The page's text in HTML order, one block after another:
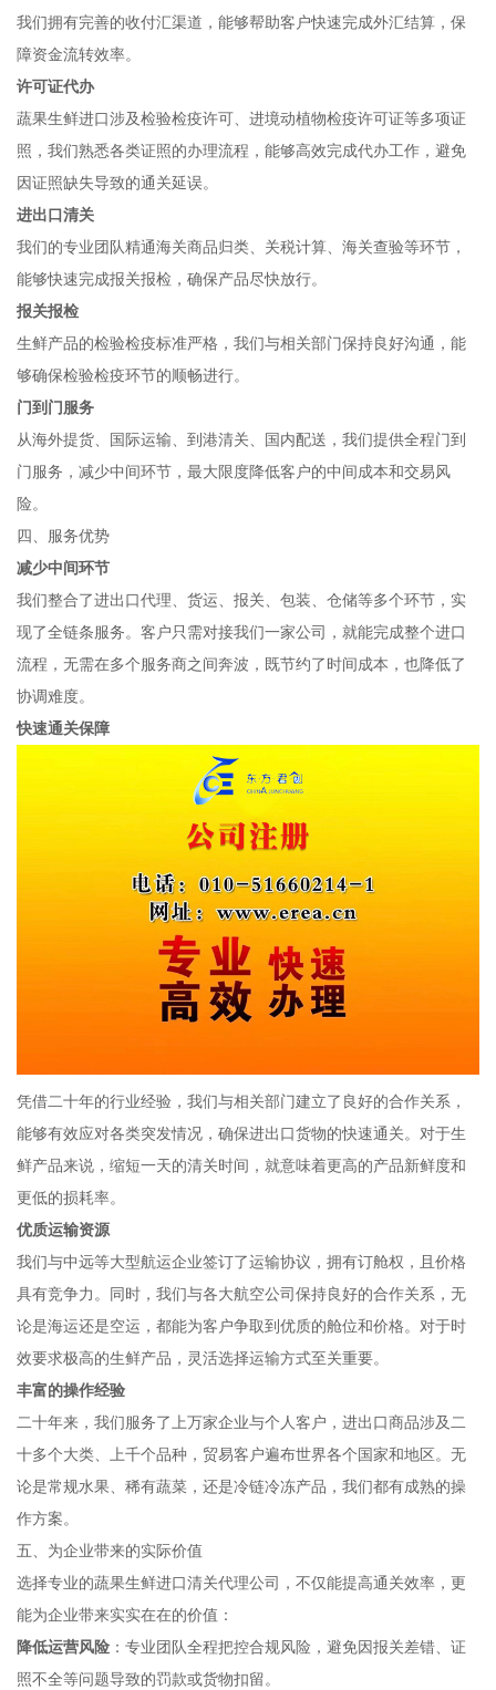
我们拥有完善的收付汇渠道，能够帮助客户快速完成外汇结算，保
障资金流转效率。
许可证代办
蔬果生鲜进口涉及检验检疫许可、进境动植物检疫许可证等多项证
照，我们熟悉各类证照的办理流程，能够高效完成代办工作，避免
因证照缺失导致的通关延误。
进出口清关
我们的专业团队精通海关商品归类、关税计算、海关查验等环节，
能够快速完成报关报检，确保产品尽快放行。
报关报检
生鲜产品的检验检疫标准严格，我们与相关部门保持良好沟通，能
够确保检验检疫环节的顺畅进行。
门到门服务
从海外提货、国际运输、到港清关、国内配送，我们提供全程门到
门服务，减少中间环节，最大限度降低客户的中间成本和交易风
险。
四、服务优势
减少中间环节
我们整合了进出口代理、货运、报关、包装、仓储等多个环节，实
现了全链条服务。客户只需对接我们一家公司，就能完成整个进口
流程，无需在多个服务商之间奔波，既节约了时间成本，也降低了
协调难度。
快速通关保障
凭借二十年的行业经验，我们与相关部门建立了良好的合作关系，
能够有效应对各类突发情况，确保进出口货物的快速通关。对于生
鲜产品来说，缩短一天的清关时间，就意味着更高的产品新鲜度和
更低的损耗率。
优质运输资源
我们与中远等大型航运企业签订了运输协议，拥有订舱权，且价格
具有竞争力。同时，我们与各大航空公司保持良好的合作关系，无
论是海运还是空运，都能为客户争取到优质的舱位和价格。对于时
效要求极高的生鲜产品，灵活选择运输方式至关重要。
丰富的操作经验
二十年来，我们服务了上万家企业与个人客户，进出口商品涉及二
十多个大类、上千个品种，贸易客户遍布世界各个国家和地区。无
论是常规水果、稀有蔬菜，还是冷链冷冻产品，我们都有成熟的操
作方案。
五、为企业带来的实际价值
选择专业的蔬果生鲜进口清关代理公司，不仅能提高通关效率，更
能为企业带来实实在在的价值：
降低运营风险：专业团队全程把控合规风险，避免因报关差错、证
照不全等问题导致的罚款或货物扣留。